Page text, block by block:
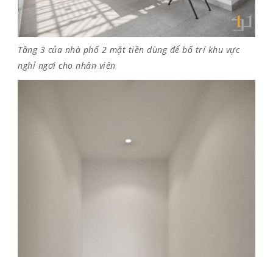
Tầng 3 của nhà phố 2 mặt tiền dùng để bố trí khu vực
nghỉ ngơi cho nhân viên